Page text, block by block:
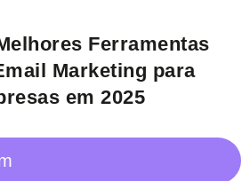
Ferramentas
Marketing para
em 2025